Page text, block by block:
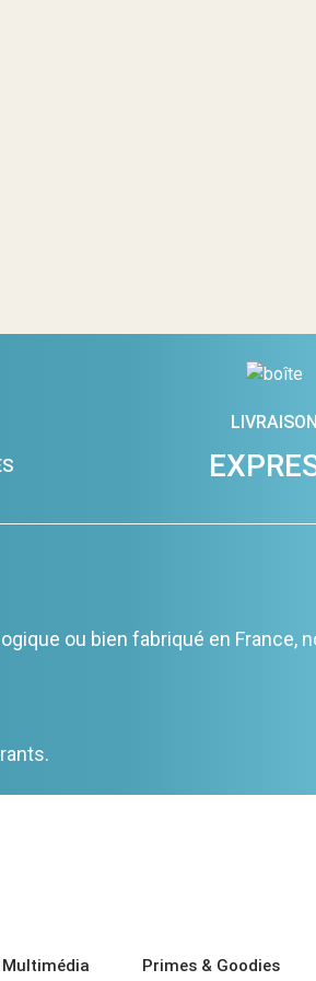
LIVRAISON
ou bien fabriqué en France,
Primes & Goodies